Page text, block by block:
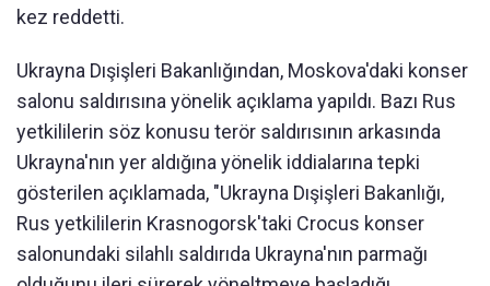
kez reddetti.
Ukrayna Dışişleri Bakanlığından, Moskova'daki konser
salonu saldırısına yönelik açıklama yapıldı. Bazı Rus
yetkililerin söz konusu terör saldırısının arkasında
Ukrayna'nın yer aldığına yönelik iddialarına tepki
gösterilen açıklamada, "Ukrayna Dışişleri Bakanlığı,
Rus yetkililerin Krasnogorsk'taki Crocus konser
salonundaki silahlı saldırıda Ukrayna'nın parmağı